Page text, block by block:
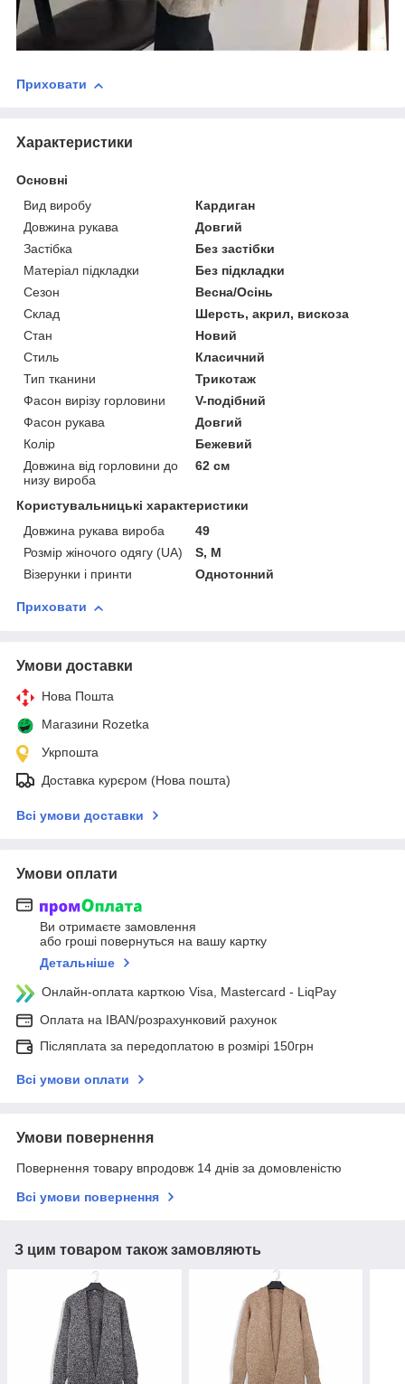
Приховати
Характеристики
Основні
Вид виробу
Кардиган
Довжина рукава
Довгий
Застібка
Без застібки
Матеріал підкладки
Без підкладки
Сезон
Весна/Осінь
Склад
Шерсть, акрил, вискоза
Стан
Новий
Стиль
Класичний
Тип тканини
Трикотаж
Фасон вирізу горловини
V-подібний
Фасон рукава
Довгий
Колір
Бежевий
Довжина від горловини до
низу вироба
62 см
Користувальницькі характеристики
Довжина рукава вироба
49
Розмір жіночого одягу (UA)
S, M
Візерунки і принти
Однотонний
Приховати
Умови доставки
Нова Пошта
Магазини Rozetka
Укрпошта
Доставка курєром (Нова пошта)
Всі умови доставки
Умови оплати
Ви отримаєте замовлення
або гроші повернуться на вашу картку
Детальніше
Онлайн-оплата карткою Visa, Mastercard - LiqPay
Оплата на IBAN/розрахунковий рахунок
Післяплата за передоплатою в розмірі 150грн
Всі умови оплати
Умови повернення
Повернення товару впродовж 14 днів за домовленістю
Всі умови повернення
З цим товаром також замовляють